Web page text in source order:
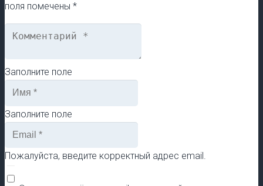
поля помечены *
Заполните поле
Заполните поле
Пожалуйста, введите корректный адрес email.